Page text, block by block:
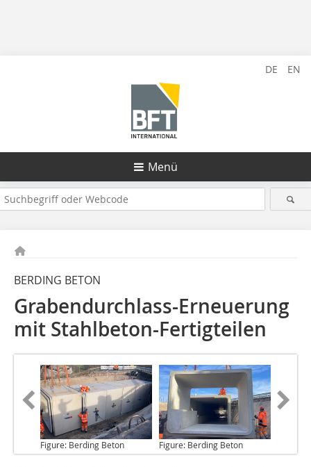
DE EN
Menü
BERDING BETON
Grabendurchlass-Erneuerung
mit Stahlbeton-Fertigteilen
Figure: Berding Beton Figure: Berding Beton